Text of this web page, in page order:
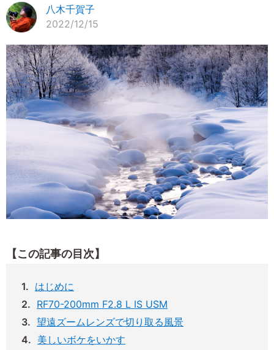
八木千賀子
2022/12/15
【この記事の目次】
はじめに
RF70-200mm F2.8 L IS USM
望遠ズームレンズで切り取る風景
美しいボケをいかす